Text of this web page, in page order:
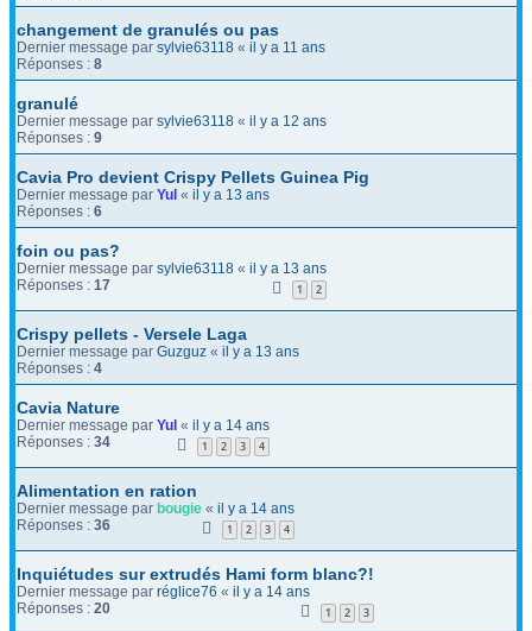
changement de granulés ou pas
Dernier message par sylvie63118 « il y a 11 ans
Réponses : 8
granulé
Dernier message par sylvie63118 « il y a 12 ans
Réponses : 9
Cavia Pro devient Crispy Pellets Guinea Pig
Dernier message par Yul « il y a 13 ans
Réponses : 6
foin ou pas?
Dernier message par sylvie63118 « il y a 13 ans
Réponses : 17 1 2
Crispy pellets - Versele Laga
Dernier message par Guzguz « il y a 13 ans
Réponses : 4
Cavia Nature
Dernier message par Yul « il y a 14 ans
Réponses : 34 1 2 3 4
Alimentation en ration
Dernier message par bougie « il y a 14 ans
Réponses : 36 1 2 3 4
Inquiétudes sur extrudés Hami form blanc?!
Dernier message par réglice76 « il y a 14 ans
Réponses : 20 1 2 3